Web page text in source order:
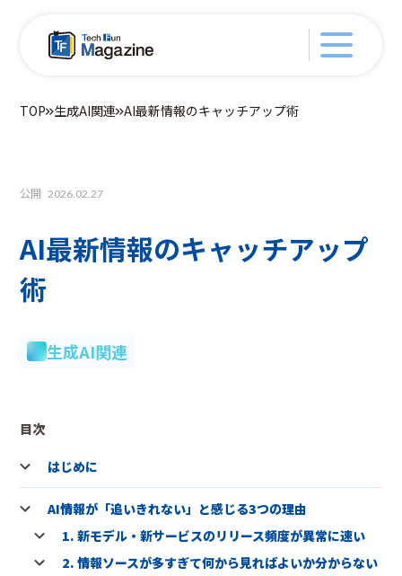
TOP 生成AI関連 AI最新情報のキャッチアップ術
公開 2026.02.27
AI最新情報のキャッチアップ
術
生成AI関連
目次
はじめに
AI情報が「追いきれない」と感じる3つの理由
1. 新モデル・新サービスのリリース頻度が異常に速い
2. 情報ソースが多すぎて何から見ればよいか分からない